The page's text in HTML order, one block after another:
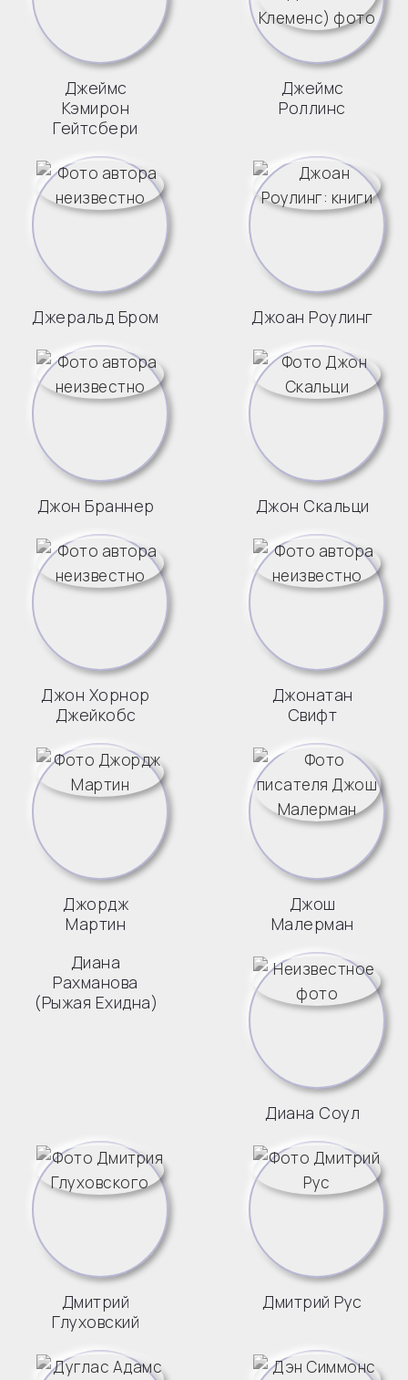
Джеймс
Кэмирон
Гейтсбери
Джеймс
Роллинс
Джеральд Бром Джоан Роулинг
Джон Браннер Джон Скальци
Джон Хорнор
Джейкобс
Джонатан
Свифт
Джордж
Мартин
Джош
Малерман
Диана
Рахманова
(Рыжая Ехидна)
Диана Соул
Дмитрий
Глуховский
Дмитрий Рус